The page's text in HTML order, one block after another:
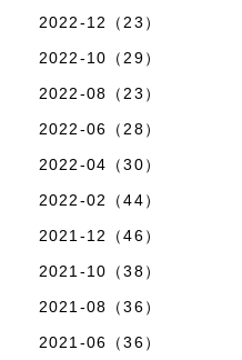
2022-12（23）
2022-10（29）
2022-08（23）
2022-06（28）
2022-04（30）
2022-02（44）
2021-12（46）
2021-10（38）
2021-08（36）
2021-06（36）